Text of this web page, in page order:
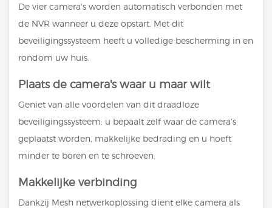
De vier camera's worden automatisch verbonden met
de NVR wanneer u deze opstart. Met dit
beveiligingssysteem heeft u volledige bescherming in en
rondom uw huis.
Plaats de camera's waar u maar wilt
Geniet van alle voordelen van dit draadloze
beveiligingssysteem: u bepaalt zelf waar de camera's
geplaatst worden, makkelijke bedrading en u hoeft
minder te boren en te schroeven.
Makkelijke verbinding
Dankzij Mesh netwerkoplossing dient elke camera als